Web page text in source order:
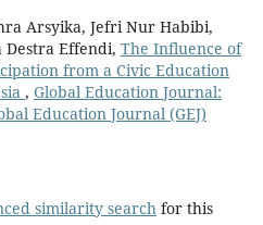
Arsyika, Jefri Nur Habibi,
Destra Effendi, The Influence of
from a Civic Education
, Global Education Journal:
Education Journal (GEJ)
similarity search for this